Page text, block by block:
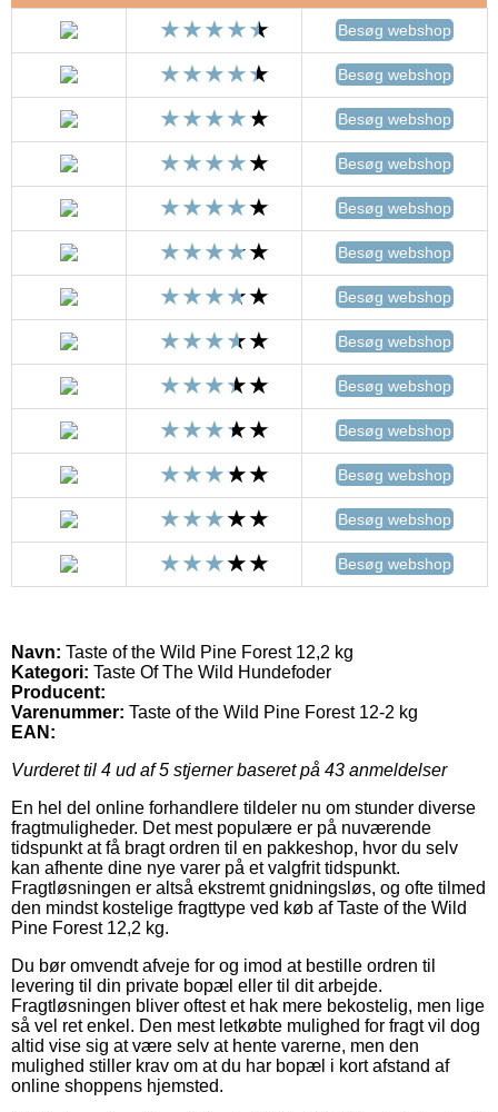
Besøg webshop
Besøg webshop
Besøg webshop
Besøg webshop
Besøg webshop
Besøg webshop
Besøg webshop
Besøg webshop
Besøg webshop
Besøg webshop
Besøg webshop
Besøg webshop
Besøg webshop
Navn: Taste of the Wild Pine Forest 12,2 kg
Kategori: Taste Of The Wild Hundefoder
Producent:
Varenummer: Taste of the Wild Pine Forest 12-2 kg
EAN:
Vurderet til 4 ud af 5 stjerner baseret på 43 anmeldelser
En hel del online forhandlere tildeler nu om stunder diverse
fragtmuligheder. Det mest populære er på nuværende
tidspunkt at få bragt ordren til en pakkeshop, hvor du selv
kan afhente dine nye varer på et valgfrit tidspunkt.
Fragtløsningen er altså ekstremt gnidningsløs, og ofte tilmed
den mindst kostelige fragttype ved køb af Taste of the Wild
Pine Forest 12,2 kg.
Du bør omvendt afveje for og imod at bestille ordren til
levering til din private bopæl eller til dit arbejde.
Fragtløsningen bliver oftest et hak mere bekostelig, men lige
så vel ret enkel. Den mest letkøbte mulighed for fragt vil dog
altid vise sig at være selv at hente varerne, men den
mulighed stiller krav om at du har bopæl i kort afstand af
online shoppens hjemsted.